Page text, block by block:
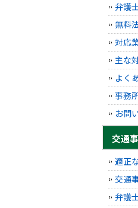
弁護
無料
対応
主な
よく
事務
お問
交通
適正
交通
弁護